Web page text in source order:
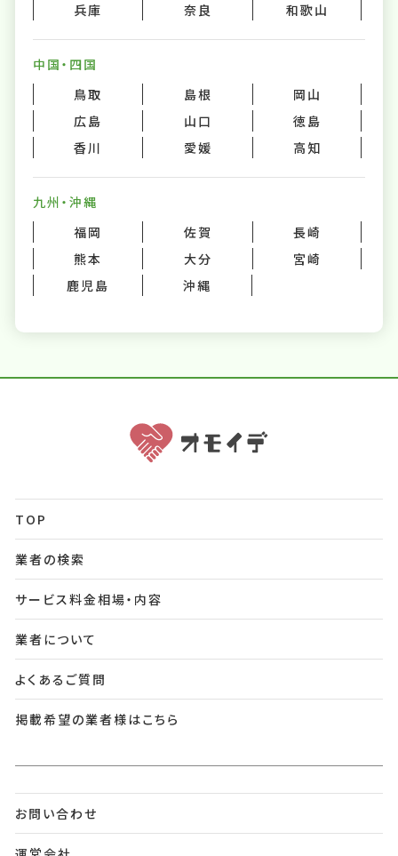
兵庫
奈良 和歌山
中国・四国
鳥取
島根
岡山
広島
山口
徳島
香川
愛媛 高知
九州・沖縄
福岡
佐賀
長崎
熊本
大分
宮崎
鹿児島
沖縄
TOP
業者の検索
サービス料金相場・内容
業者について
よくあるご質問
掲載希望の業者様はこちら
お問い合わせ